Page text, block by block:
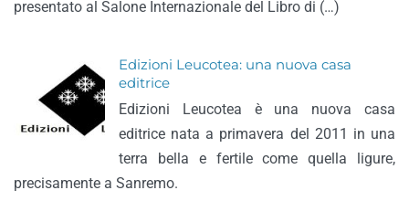
presentato al Salone Internazionale del Libro di (…)
Edizioni Leucotea: una nuova casa
editrice
Edizioni Leucotea è una nuova casa
editrice nata a primavera del 2011 in una
terra bella e fertile come quella ligure,
precisamente a Sanremo.